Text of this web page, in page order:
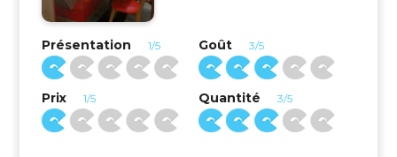
Présentation 1/5 Goût 3/5
Prix 1/5 Quantité 3/5